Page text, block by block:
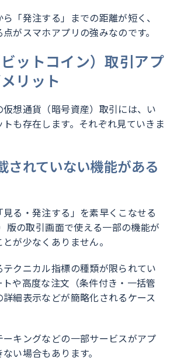
ら「発注する」までの距離が短く、
がスマホアプリの強みなのです。
ットコイン）取引アプ
リット
想通貨（暗号資産）取引には、い
も存在します。それぞれ見ていきま
されていない機能がある
る・発注する」を素早くこなせる
版の取引画面で使える一部の機能が
が少なくありません。
クニカル指標の種類が限られてい
や高度な注文（条件付き・一括管
細表示などが簡略化されるケース
ーキングなどの一部サービスがアプ
い場合もあります。